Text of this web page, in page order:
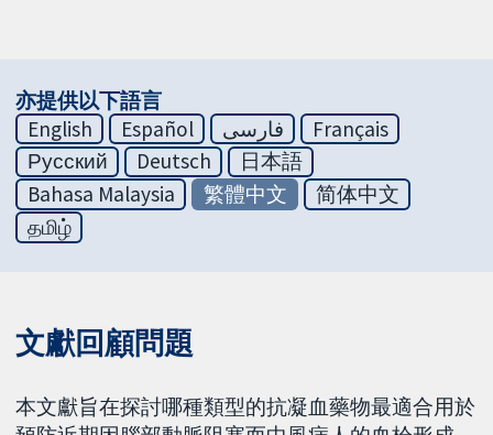
亦提供以下語言
English
Español فارسی
Français
Русский
Deutsch
日本語
Bahasa Malaysia
繁體中文
简体中文
தமிழ்
文獻回顧問題
本文獻旨在探討哪種類型的抗凝血藥物最適合用於